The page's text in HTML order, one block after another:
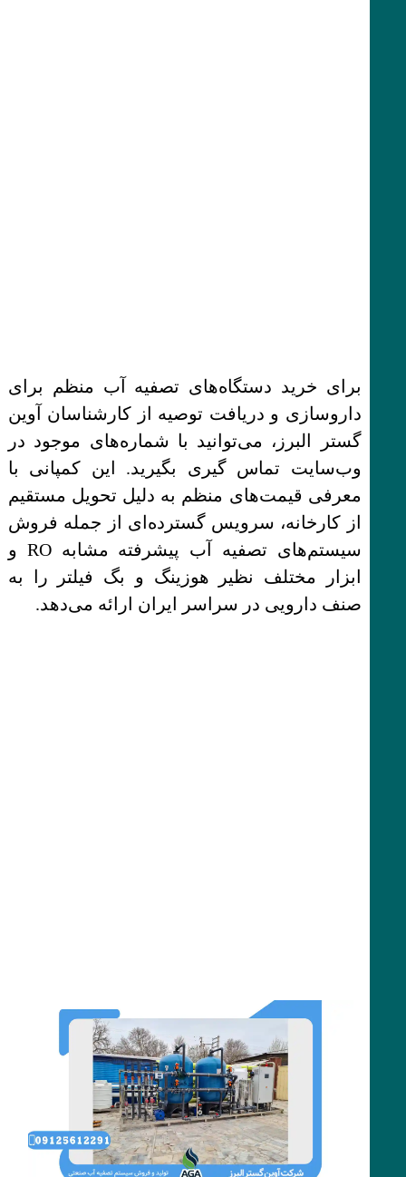
برای خرید دستگاه‌های تصفیه آب منظم برای
داروسازی و دریافت توصیه از کارشناسان آوین
گستر البرز، می‌توانید با شماره‌های موجود در
وب‌سایت تماس‌ گیری بگیرید. این کمپانی با
معرفی قیمت‌های منظم به دلیل تحویل مستقیم
از کارخانه، سرویس گسترده‌ای از جمله فروش
سیستم‌های تصفیه آب پیشرفته مشابه RO و
ابزار مختلف نظیر هوزینگ و بگ فیلتر را به
صنف دارویی در سراسر ایران ارائه می‌دهد.